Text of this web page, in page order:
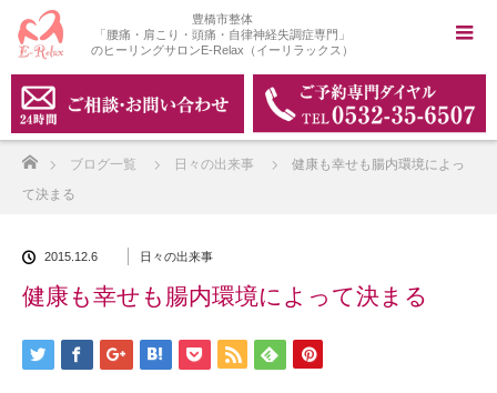
豊橋市整体
「腰痛・肩こり・頭痛・自律神経失調症専門」
のヒーリングサロンE-Relax（イーリラックス）
ブログ一覧 日々の出来事
健康も幸せも腸内環境によっ
て決まる
2015.12.6 日々の出来事
健康も幸せも腸内環境によって決まる